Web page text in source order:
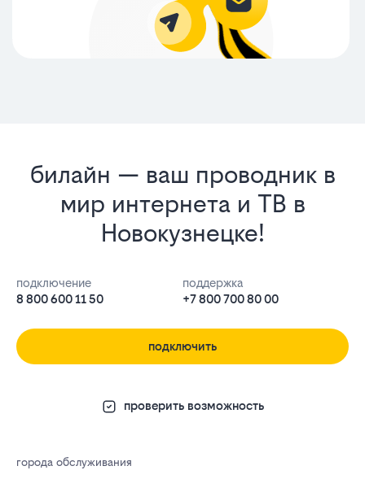
билайн — ваш проводник в
мир интернета и ТВ в
Новокузнецке!
подключение
8 800 600 11 50
поддержка
+7 800 700 80 00
подключить
проверить возможность
города обслуживания